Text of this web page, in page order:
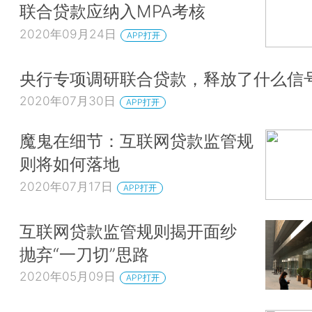
联合贷款应纳入MPA考核
2020年09月24日 APP打开
央行专项调研联合贷款，释放了什么信
2020年07月30日 APP打开
魔鬼在细节：互联网贷款监管规
则将如何落地
2020年07月17日 APP打开
互联网贷款监管规则揭开面纱
抛弃“一刀切”思路
2020年05月09日 APP打开